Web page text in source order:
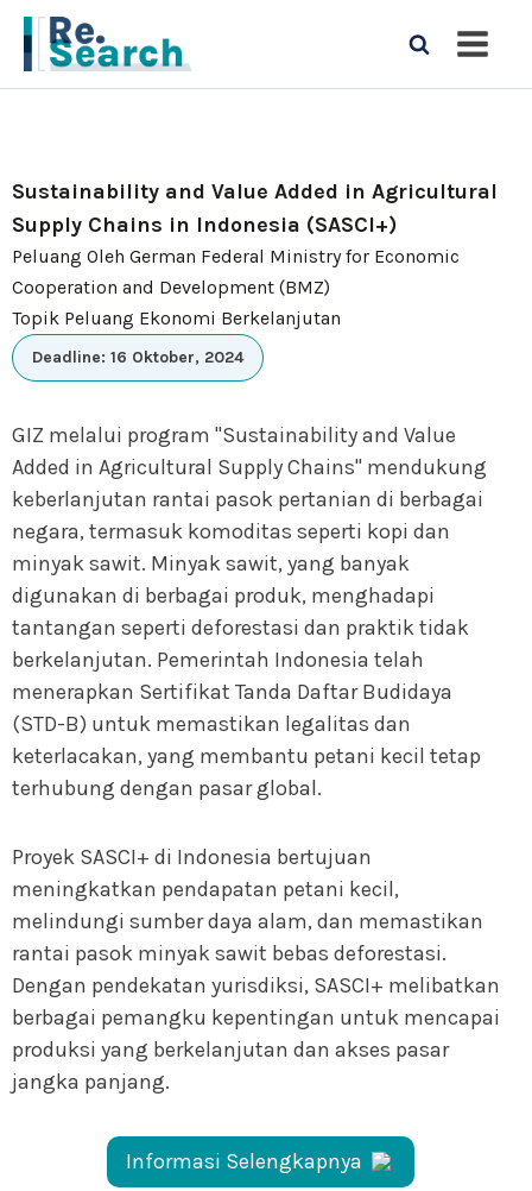
Sustainability and Value Added in Agricultural
Supply Chains in Indonesia (SASCI+)
Peluang Oleh German Federal Ministry for Economic
Cooperation and Development (BMZ)
Topik Peluang Ekonomi Berkelanjutan
Deadline: 16 Oktober, 2024
GIZ melalui program "Sustainability and Value
Added in Agricultural Supply Chains" mendukung
keberlanjutan rantai pasok pertanian di berbagai
negara, termasuk komoditas seperti kopi dan
minyak sawit. Minyak sawit, yang banyak
digunakan di berbagai produk, menghadapi
tantangan seperti deforestasi dan praktik tidak
berkelanjutan. Pemerintah Indonesia telah
menerapkan Sertifikat Tanda Daftar Budidaya
(STD-B) untuk memastikan legalitas dan
keterlacakan, yang membantu petani kecil tetap
terhubung dengan pasar global.
Proyek SASCI+ di Indonesia bertujuan
meningkatkan pendapatan petani kecil,
melindungi sumber daya alam, dan memastikan
rantai pasok minyak sawit bebas deforestasi.
Dengan pendekatan yurisdiksi, SASCI+ melibatkan
berbagai pemangku kepentingan untuk mencapai
produksi yang berkelanjutan dan akses pasar
jangka panjang.
Informasi Selengkapnya